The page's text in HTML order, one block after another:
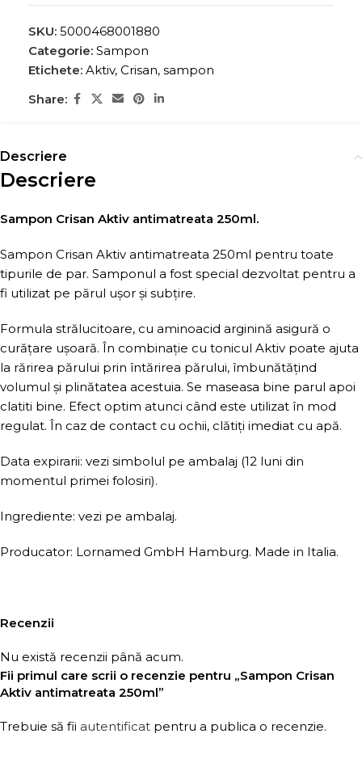
SKU: 5000468001880
Categorie: Sampon
Etichete: Aktiv, Crisan, sampon
Share:
Descriere
Descriere
Sampon Crisan Aktiv antimatreata 250ml.
Sampon Crisan Aktiv antimatreata 250ml pentru toate
tipurile de par. Samponul a fost special dezvoltat pentru a
fi utilizat pe părul ușor și subțire.
Formula strălucitoare, cu aminoacid arginină asigură o
curățare ușoară. În combinație cu tonicul Aktiv poate ajuta
la rărirea părului prin întărirea părului, îmbunătățind
volumul și plinătatea acestuia. Se maseasa bine parul apoi
clatiti bine. Efect optim atunci când este utilizat în mod
regulat. În caz de contact cu ochii, clătiți imediat cu apă.
Data expirarii: vezi simbolul pe ambalaj (12 luni din
momentul primei folosiri).
Ingrediente: vezi pe ambalaj.
Producator: Lornamed GmbH Hamburg. Made in Italia.
Recenzii
Nu există recenzii până acum.
Fii primul care scrii o recenzie pentru „Sampon Crisan
Aktiv antimatreata 250ml”
Trebuie să fii autentificat pentru a publica o recenzie.